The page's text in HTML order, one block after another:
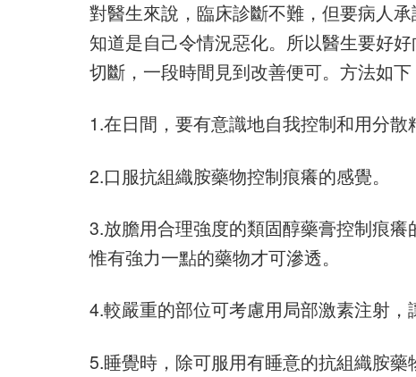
對醫生來說，臨床診斷不難，但要病人
知道是自己令情況惡化。所以醫生要好
切斷，一段時間見到改善便可。方法如下
1.在日間，要有意識地自我控制和用分散
2.口服抗組織胺藥物控制痕癢的感覺。
3.放膽用合理強度的類固醇藥膏控制痕
惟有強力一點的藥物才可滲透。
4.較嚴重的部位可考慮用局部激素注射，
5.睡覺時，除可服用有睡意的抗組織胺藥